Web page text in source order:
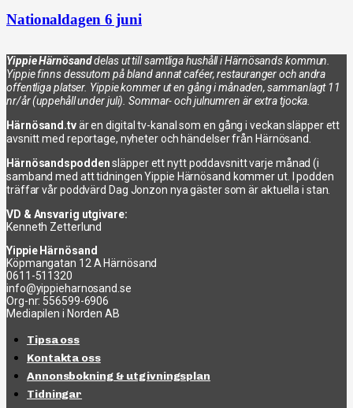
Nationaldagen 6 juni
Yippie Härnösanddelas ut till samtliga hushåll i Härnösands kommun.
Yippie finns dessutom på bland annat caféer, restauranger och andra
offentliga platser. Yippie kommer ut en gång i månaden, sammanlagt 11
nr/år (uppehåll under juli). Sommar- och julnumren är extra tjocka.
Härnösand.tvär en digital tv-kanal som en gång i veckan släpper ett
avsnitt med reportage, nyheter och händelser från Härnösand.
Härnösandspoddensläpper ett nytt poddavsnitt varje månad (i
samband med att tidningen Yippie Härnösand kommer ut. I podden
träffar vår poddvärd Dag Jonzon nya gäster som är aktuella i stan.
VD & Ansvarig utgivare:
Kenneth Zetterlund
Yippie Härnösand
Köpmangatan 12 A Härnösand
0611-511320
info@yippieharnosand.se
Org-nr: 556599-6906
Mediapilen i Norden AB
Tipsa oss
Kontakta oss
Annonsbokning & utgivningsplan
Tidningar